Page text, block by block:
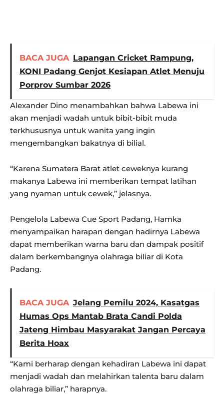
BACA JUGA Lapangan Cricket Rampung,
KONI Padang Genjot Kesiapan Atlet Menuju
Porprov Sumbar 2026
Alexander Dino menambahkan bahwa Labewa ini
akan menjadi wadah untuk bibit-bibit muda
terkhususnya untuk wanita yang ingin
mengembangkan bakatnya di bilial.
“Karena Sumatera Barat atlet ceweknya kurang
makanya Labewa ini memberikan tempat latihan
yang nyaman untuk cewek,” jelasnya.
Pengelola Labewa Cue Sport Padang, Hamka
menyampaikan harapan dengan hadirnya Labewa
dapat memberikan warna baru dan dampak positif
dalam berkembangnya olahraga biliar di Kota
Padang.
BACA JUGA Jelang Pemilu 2024, Kasatgas
Humas Ops Mantab Brata Candi Polda
Jateng Himbau Masyarakat Jangan Percaya
Berita Hoax
“Kami berharap dengan kehadiran Labewa ini dapat
menjadi wadah dan melahirkan talenta baru dalam
olahraga biliar,” harapnya.